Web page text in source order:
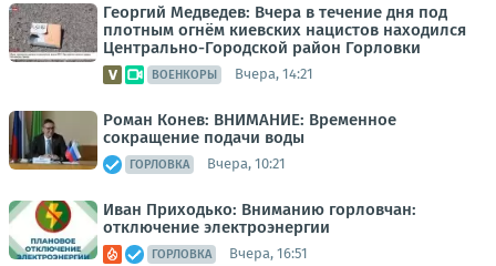
Георгий Медведев: Вчера в течение дня под
плотным огнём киевских нацистов находился
Центрально-Городской район Горловки
ВОЕНКОРЫ Вчера, 14:21
Роман Конев: ВНИМАНИЕ: Временное
сокращение подачи воды
ГОРЛОВКА Вчера, 10:21
Иван Приходько: Вниманию горловчан:
отключение электроэнергии
ГОРЛОВКА Вчера, 16:51